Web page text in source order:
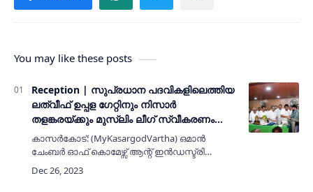
You may like these posts
Reception | സുപ്രധാന പദവികളിലെത്തിയ
ലത്വീഫ് ഉപ്പള ഗേറ്റിനും നിസാർ
തളങ്കരയ്ക്കും മുസ്ലിം ലീഗ് സ്വീകരണം
നൽകി
കാസർകോട്: (MyKasargodVartha) ഒമാൻ
ചേംബർ ഓഫ് കൊമേഴ്സ് ആന്റ് ഇൻഡസ്ട്രി
ഡയറക്ടറായി തിരഞ്ഞെടുക്കപ്പെട്ട ലത്തീഫ് ഉപ്പള
ഗേറ്റിനും, ഷാർജ ഇന്ത്യൻ അസോസിയേഷൻ